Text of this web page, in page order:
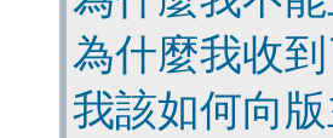
為什麼我收
我該如何向